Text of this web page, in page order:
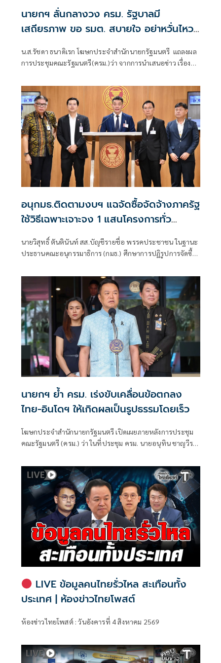
นายกฯ ลั่นกลางวง ครม. รัฐบาลมี
เสถียรภาพ ขอ รมต. สบายใจ อย่าหวั่นไหว
น.ส.รัชดา ธนาดิเรก โฆษกประจำสำนักนายกรัฐมนตรี แถลงผล
การประชุมคณะรัฐมนตรี(ครม.)ว่า จากการนำเสนอข่าว เรื่อง
ร่วมรัฐบาลและนายกฯไปแล้วว่า รัฐบาลนี้มีเสถียรภาพและ
ทำงานร่วมกันอย่างเต็มที่
อนุกมธ.ติดตามงบฯ แฉจัดซื้อจัดจ้างภาครัฐ
ใช้วิธีเฉพาะเจาะจง 1 แสนโครงการทั่ว
ประเทศ เอื้อทุจริตงบกว่า 5 หมื่นล้านบาท
นายวิสุทธิ์ ตันตินันท์ สส.บัญชีรายชื่อ พรรคประชาชน ในฐานะ
ประธานคณะอนุกรรมาธิการ (กมธ.) ศึกษาการปฏิรูปการจัดซื้อ
ติดตามการบริหารงบประมาณ สภาผู้แทนราษฎร แถลงความ
คืบหน้า "การศึกษาการปฏิรูปการจัดซื้อจัดจ้างภาครัฐ" ว่า คณะ
อนุกรรมาธิการชุดนี้ประกอบด้วยตัวแทน สส.
นายกฯ ย้ำ ครม. เร่งขับเคลื่อนข้อตกลง
ไทย-อินโดฯ ให้เกิดผลเป็นรูปธรรมโดยเร็ว
โฆษกประจำสำนักนายกรัฐมนตรี เปิดเผยภายหลังการประชุม
คณะรัฐมนตรี (ครม.) ว่า ในที่ประชุม ครม. นายอนุทิน ชาญวีร
รายงานผลการเยือนสาธารณรัฐอินโดนีเซียอย่างเป็นทางการ
ระหว่างวันที่ 3–4 สิงหาคม 2569
LIVE ข้อมูลคนไทยรั่วไหล สะเทือนทั้ง
ประเทศ | ห้องข่าวไทยโพสต์
ห้องข่าวไทยโพสต์ : วันอังคารที่ 4 สิงหาคม 2569